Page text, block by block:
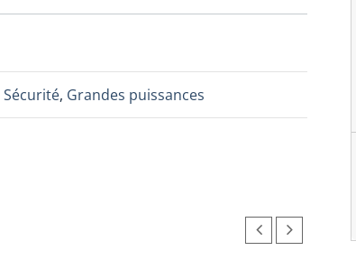
Sécurité, Grandes puissances